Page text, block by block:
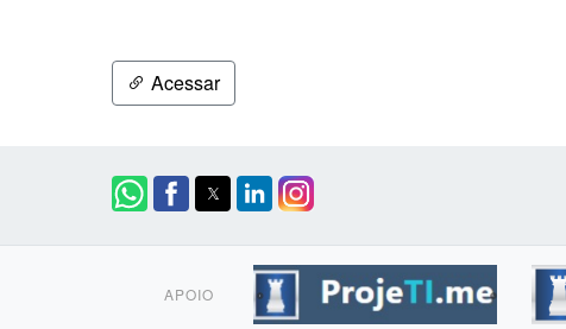
Acessar
APOIO